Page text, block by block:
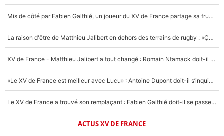
Mis de côté par Fabien Galthié, un joueur du XV de France partage sa frustration : «ils ne me l’ont pas dit tout de suite»
La raison d'être de Matthieu Jalibert en dehors des terrains de rugby : «Ça m'atteint autant que si tu touches à un membre de ma famille»
XV de France - Matthieu Jalibert a tout changé : Romain Ntamack doit-il s’inquiéter pour sa place à un an de la Coupe du monde ?
«Le XV de France est meilleur avec Lucu» : Antoine Dupont doit-il s’inquiéter pour sa place ?
Le XV de France a trouvé son remplaçant : Fabien Galthié doit-il se passer d'Antoine Dupont ?
ACTUS XV DE FRANCE